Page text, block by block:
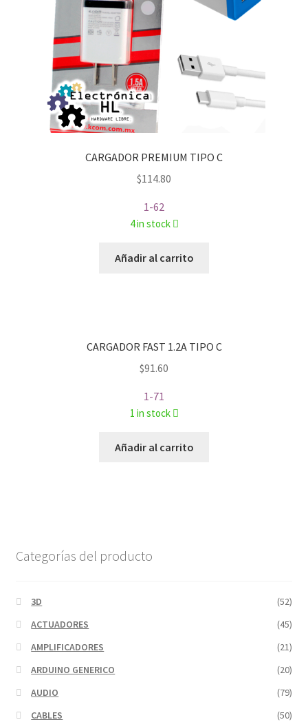
CARGADOR PREMIUM TIPO C
$114.80
1-62
4 in stock
Añadir al carrito
CARGADOR FAST 1.2A TIPO C
$91.60
1-71
1 in stock
Añadir al carrito
Categorías del producto
3D
(52)
ACTUADORES
(45)
AMPLIFICADORES
(21)
ARDUINO GENERICO
(20)
AUDIO
(79)
CABLES
(50)